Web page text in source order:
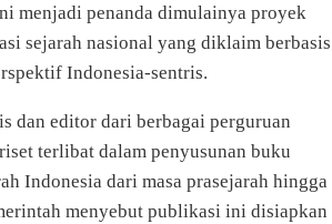
menjadi penanda dimulainya proyek
sejarah nasional yang diklaim berbasis
Indonesia-sentris.
dan editor dari berbagai perguruan
terlibat dalam penyusunan buku
Indonesia dari masa prasejarah hingga
menyebut publikasi ini disiapkan